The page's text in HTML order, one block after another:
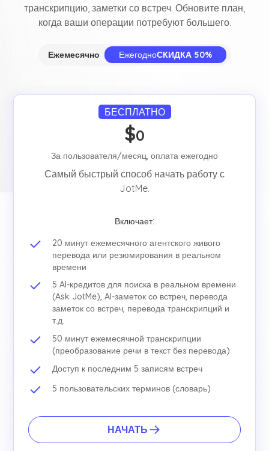
транскрипцию, заметки со встреч. Обновите план,
когда ваши операции потребуют большего.
Ежемесячно ЕжегодноСКИДКА 50%
БЕСПЛАТНО
$0
За пользователя/месяц, оплата ежегодно
Самый быстрый способ начать работу с
JotMe.
Включает:
20 минут ежемесячного агентского живого
перевода или резюмирования в реальном
времени
5 AI-кредитов для поиска в реальном времени
(Ask JotMe), AI-заметок со встреч, перевода
заметок со встреч, перевода транскрипций и
т.д.
50 минут ежемесячной транскрипции
(преобразование речи в текст без перевода)
Доступ к последним 5 записям встреч
5 пользовательских терминов (словарь)
НАЧАТЬ